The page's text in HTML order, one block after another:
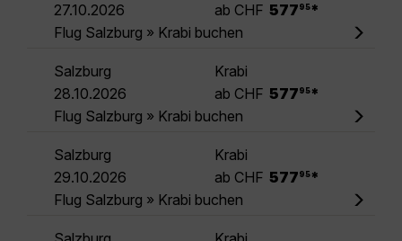
27.10.2026
ab CHF 577 95 *
Flug Salzburg » Krabi buchen
Salzburg
Krabi
28.10.2026
ab CHF 577 95 *
Flug Salzburg » Krabi buchen
Salzburg
Krabi
29.10.2026
ab CHF 577 95 *
Flug Salzburg » Krabi buchen